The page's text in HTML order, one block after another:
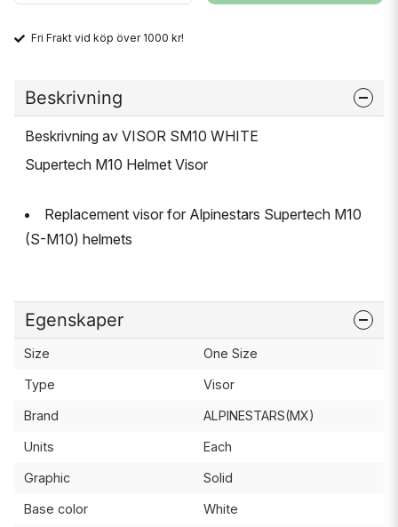
Fri Frakt vid köp över 1000 kr!
Beskrivning
Beskrivning av VISOR SM10 WHITE
Supertech M10 Helmet Visor
Replacement visor for Alpinestars Supertech M10
(S-M10) helmets
Egenskaper
Size One Size
Type Visor
Brand ALPINESTARS(MX)
Units Each
Graphic Solid
Base color White